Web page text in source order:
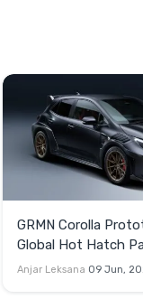
GRMN Corolla
Global Hot Hatch
Garapan Gazoo
Anjar Leksana 09 Jun,